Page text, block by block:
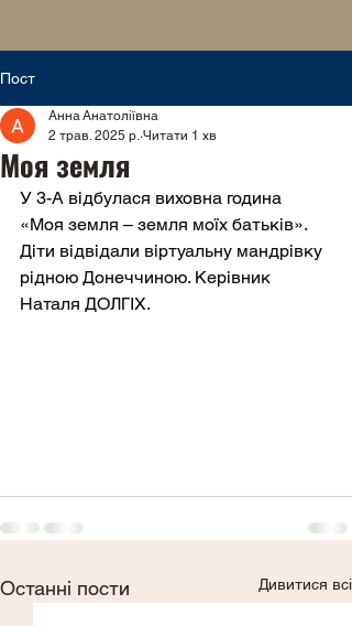
Пост
Моя земля
Анна Анатоліївна
2 трав. 2025 р. Читати 1 хв
У 3-А відбулася виховна година
«Моя земля – земля моїх батьків».
Діти відвідали віртуальну мандрівку
рідною Донеччиною. Керівник
Наталя ДОЛГІХ.
Останні пости Дивитися всі